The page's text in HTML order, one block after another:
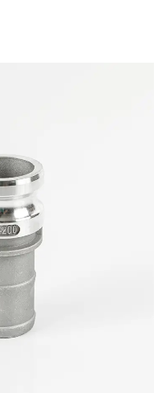
miteinander zu
Flüssigkeiten
ist."